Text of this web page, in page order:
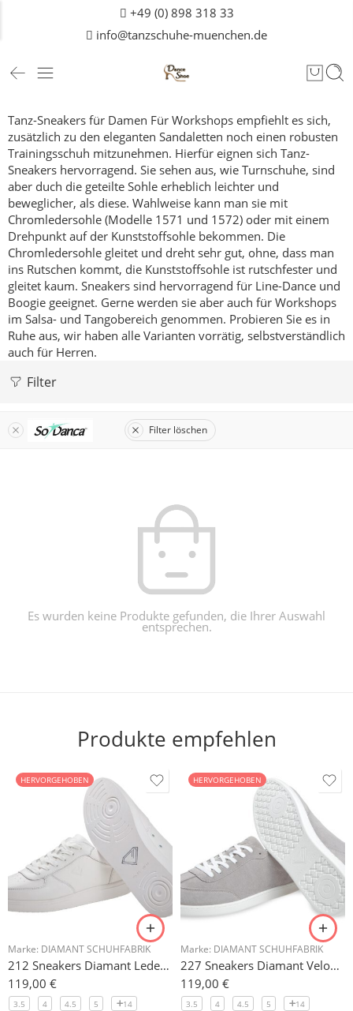
+49 (0) 898 318 33
info@tanzschuhe-muenchen.de
Tanz-Sneakers für Damen Für Workshops empfiehlt es sich,
zusätzlich zu den eleganten Sandaletten noch einen robusten
Trainingsschuh mitzunehmen. Hierfür eignen sich Tanz-
Sneakers hervorragend. Sie sehen aus, wie Turnschuhe, sind
aber duch die geteilte Sohle erheblich leichter und
beweglicher, als diese. Wahlweise kann man sie mit
Chromledersohle (Modelle 1571 und 1572) oder mit einem
Drehpunkt auf der Kunststoffsohle bekommen. Die
Chromledersohle gleitet und dreht sehr gut, ohne, dass man
ins Rutschen kommt, die Kunststoffsohle ist rutschfester und
gleitet kaum. Sneakers sind hervorragend für Line-Dance und
Boogie geeignet. Gerne werden sie aber auch für Workshops
im Salsa- und Tangobereich genommen. Probieren Sie es in
Ruhe aus, wir haben alle Varianten vorrätig, selbstverständlich
auch für Herren.
Filter
Filter löschen
Es wurden keine Produkte gefunden, die Ihrer Auswahl
entsprechen.
Produkte empfehlen
HERVORGEHOBEN
Marke: DIAMANT SCHUHFABRIK
212 Sneakers Diamant Leder weiss, drehfreudige Kunststoffsohle
119,00 €
3.5 4 4.5 5 14
HERVORGEHOBEN
Marke: DIAMANT SCHUHFABRIK
227 Sneakers Diamant Veloursleder hellgrau, drehfreudige Kunststoffsohle
119,00 €
3.5 4 4.5 5 14